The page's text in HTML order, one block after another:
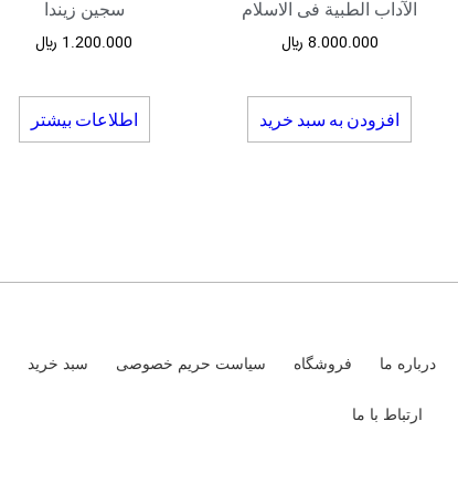
الآداب الطبیة فی الاسلام
8.000.000 ﷼
افزودن به سبد خرید
سجین زیندا
1.200.000 ﷼
اطلاعات بیشتر
درباره ما فروشگاه سیاست حریم خصوصی سبد خرید
ارتباط با ما